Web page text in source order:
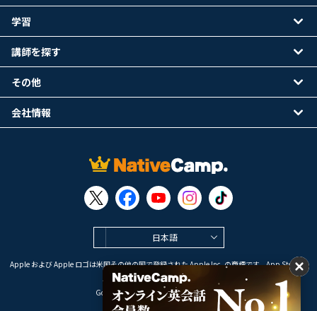
日本語
Apple および Apple ロゴは米国その他の国で登録された Apple Inc. の商標です。App Store は
Apple Inc. のサービスマークです。
Google Play は Google LLC の商標です。
学習
講師を探す
その他
会社情報